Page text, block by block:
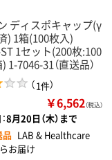
ディスポキャップ(γ
) 1箱(100枚入)
1セット(200枚:100
7046-31（直送品）
（1件）
￥6,562（税込）
8月20日（木）まで
品 LAB & Healthcare
お届け